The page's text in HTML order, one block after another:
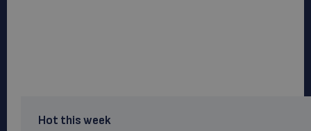
Hot this week